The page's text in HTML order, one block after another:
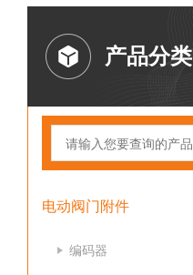
产品分类
电动阀门附件
编码器